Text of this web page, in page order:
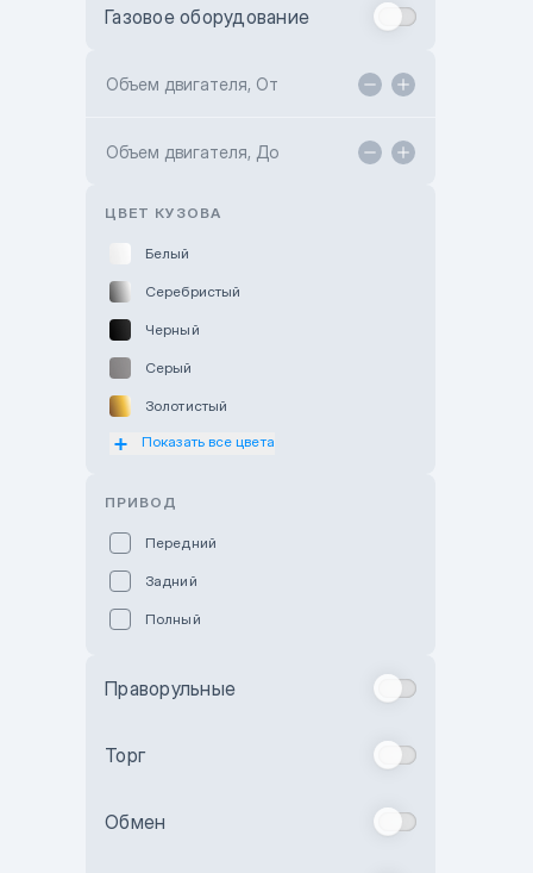
Toyota Kokshetau
Hyundai ShymCity
Газовое оборудование
Объем двигателя, От
Объем двигателя, До
ЦВЕТ КУЗОВА
Белый
Серебристый
Черный
Серый
Золотистый
Оранжевый
Бежевый
Показать все цвета
ПРИВОД
Передний
Задний
Полный
Праворульные
Торг
Обмен